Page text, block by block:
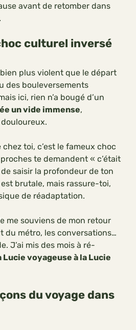
avant de retomber dans
culturel inversé
plus violent que le départ
des bouleversements
ici, rien n’a bougé d’un
un vide immense,
toi, c’est le fameux choc
te demandent « c’était
saisir la profondeur de ton
brutale, mais rassure-toi,
de réadaptation.
me souviens de mon retour
du métro, les conversations…
J’ai mis des mois à ré-
voyageuse à la Lucie
du voyage dans